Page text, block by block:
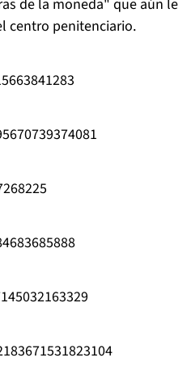
de la moneda" que aún le
centro penitenciario.